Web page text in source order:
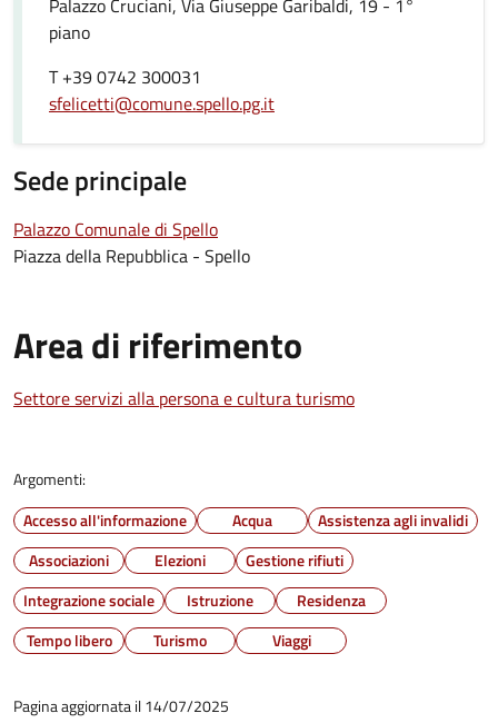
Palazzo Cruciani, Via Giuseppe Garibaldi, 19 - 1°
piano
T +39 0742 300031
sfelicetti@comune.spello.pg.it
Sede principale
Palazzo Comunale di Spello
Piazza della Repubblica - Spello
Area di riferimento
Settore servizi alla persona e cultura turismo
Argomenti:
Accesso all'informazione
Acqua
Assistenza agli invalidi
Associazioni
Elezioni
Gestione rifiuti
Integrazione sociale
Istruzione
Residenza
Tempo libero
Turismo Viaggi
Pagina aggiornata il 14/07/2025